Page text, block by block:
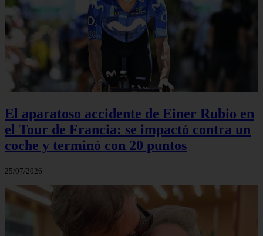
El aparatoso accidente de Einer Rubio en
el Tour de Francia: se impactó contra un
coche y terminó con 20 puntos
25/07/2026